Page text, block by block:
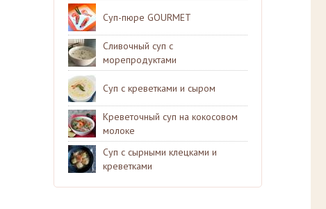
Суп-пюре GOURMET
Сливочный суп с
морепродуктами
Суп с креветками и сыром
Креветочный суп на кокосовом
молоке
Суп с сырными клецками и
креветками